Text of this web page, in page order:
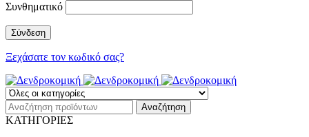
Συνθηματικό
Ξεχάσατε τον κωδικό σας?
ΚΑΤΗΓΟΡΙΕΣ